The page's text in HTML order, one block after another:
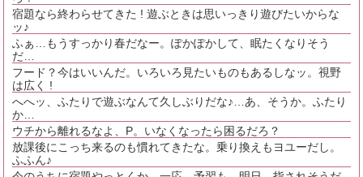
宿題なら終わらせてきた ! 遊ぶときは思いっきり遊びたいからな
ッ♪
ふぁ…もうすっかり春だなー。ぽかぽかして、眠たくなりそう
だ…
フード？今はいいんだ。いろいろ見たいものもあるしなッ。視野
は広く !
へへッ、ふたりで遊ぶなんて久しぶりだな♪…あ、そうか。ふたり
か…
ウチから離れるなよ、P。いなくなったら困るだろ？
放課後にこっち来るのも慣れてきたな。乗り換えもヨユーだし。
ふふん♪